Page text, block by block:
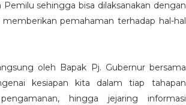
sehingga bisa dilaksanakan dengan
pemahaman terhadap hal-hal
oleh Bapak Pj. Gubernur bersama
kesiapan kita dalam tiap tahapan
hingga jejaring informasi